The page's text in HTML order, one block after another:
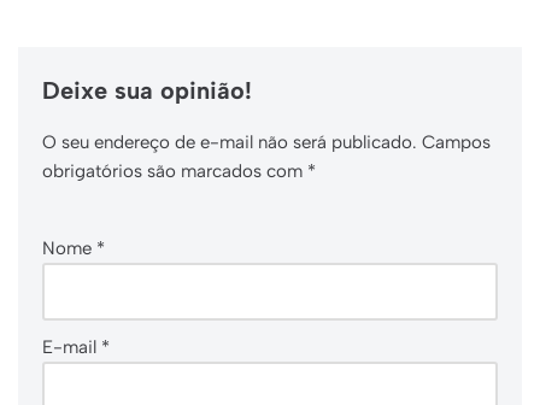
Deixe sua opinião!
O seu endereço de e-mail não será publicado. Campos
obrigatórios são marcados com *
Nome *
E-mail *